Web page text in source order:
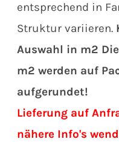
entsprechend in
Struktur variieren.
Auswahl in m2
m2 werden auf
aufgerundet!
Lieferung auf
nähere Info's